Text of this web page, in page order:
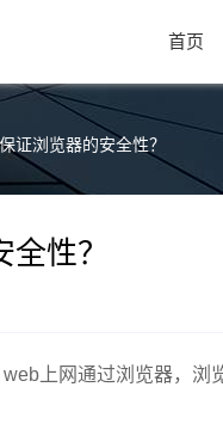
首页
证浏览器的安全性？
性？
上网通过浏览器，